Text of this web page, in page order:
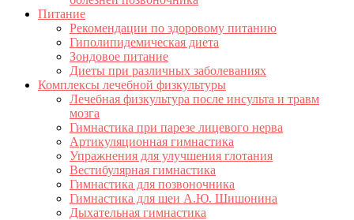
Питание
Рекомендации по здоровому питанию
Гиполипидемическая диета
Зондовое питание
Диеты при различных заболеваниях
Комплексы лечебной физкультуры
Лечебная физкультура после инсульта и травм
мозга
Гимнастика при парезе лицевого нерва
Артикуляционная гимнастика
Упражнения для улучшения глотания
Вестибулярная гимнастика
Гимнастика для позвоночника
Гимнастика для шеи А.Ю. Шишонина
Дыхательная гимнастика